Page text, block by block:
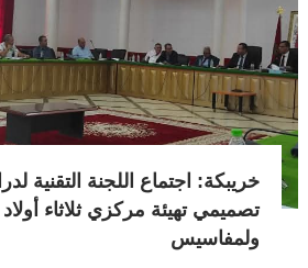
خريبكة: اجتماع اللجنة التقنية
تصميمي تهيئة مركزي ثلاثاء
ولمفاسيس